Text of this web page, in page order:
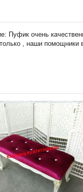
Пуфик очень
, наши помощники